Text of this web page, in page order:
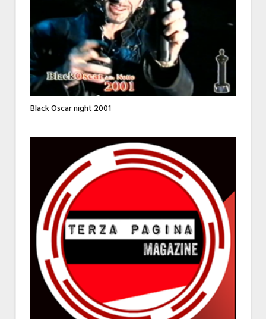
Black Oscar night 2001